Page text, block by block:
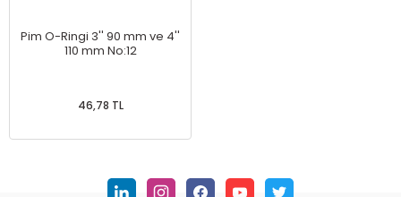
Pim O-Ringi 3'' 90 mm ve 4''
110 mm No:12
46,78 TL